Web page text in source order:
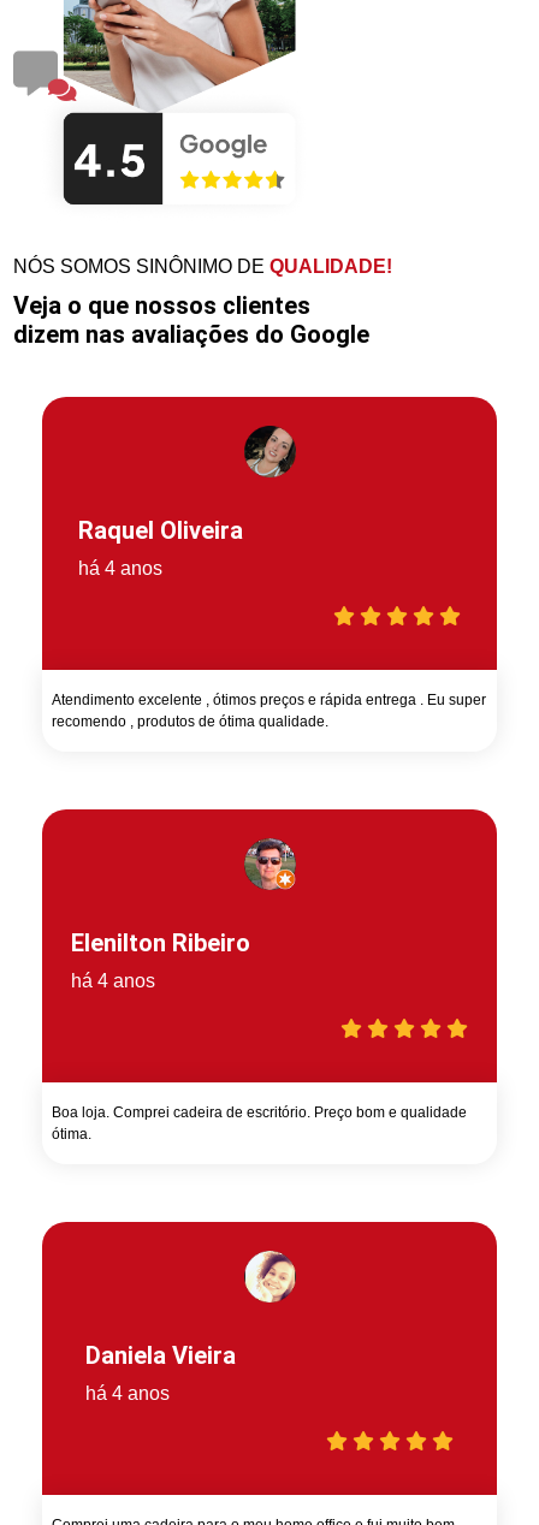
NÓS SOMOS SINÔNIMO DEQUALIDADE!
Veja o que nossos clientes
dizem nas avaliações do Google
Raquel Oliveira
há 4 anos
Atendimento excelente , ótimos preços e rápida entrega . Eu super
recomendo , produtos de ótima qualidade.
Elenilton Ribeiro
há 4 anos
Boa loja. Comprei cadeira de escritório. Preço bom e qualidade
ótima.
Daniela Vieira
há 4 anos